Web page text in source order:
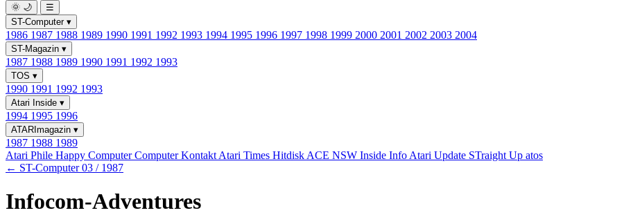
🌞 🌙
☰
ST-Computer ▾
1986 1987 1988 1989 1990 1991 1992 1993 1994 1995 1996 1997 1998 1999 2000 2001 2002 2003 2004
ST-Magazin ▾
1987 1988 1989 1990 1991 1992 1993
TOS ▾
1990 1991 1992 1993
Atari Inside ▾
1994 1995 1996
ATARImagazin ▾
1987 1988 1989
Atari Phile Happy ComputerComputer Kontakt Atari Times Hitdisk ACE NSW Inside Info Atari Update STraight Up atos
← ST-Computer 03 / 1987
Infocom-Adventures